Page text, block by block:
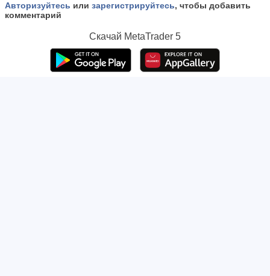
Авторизуйтесь или зарегистрируйтесь, чтобы добавить
комментарий
Скачай MetaTrader 5